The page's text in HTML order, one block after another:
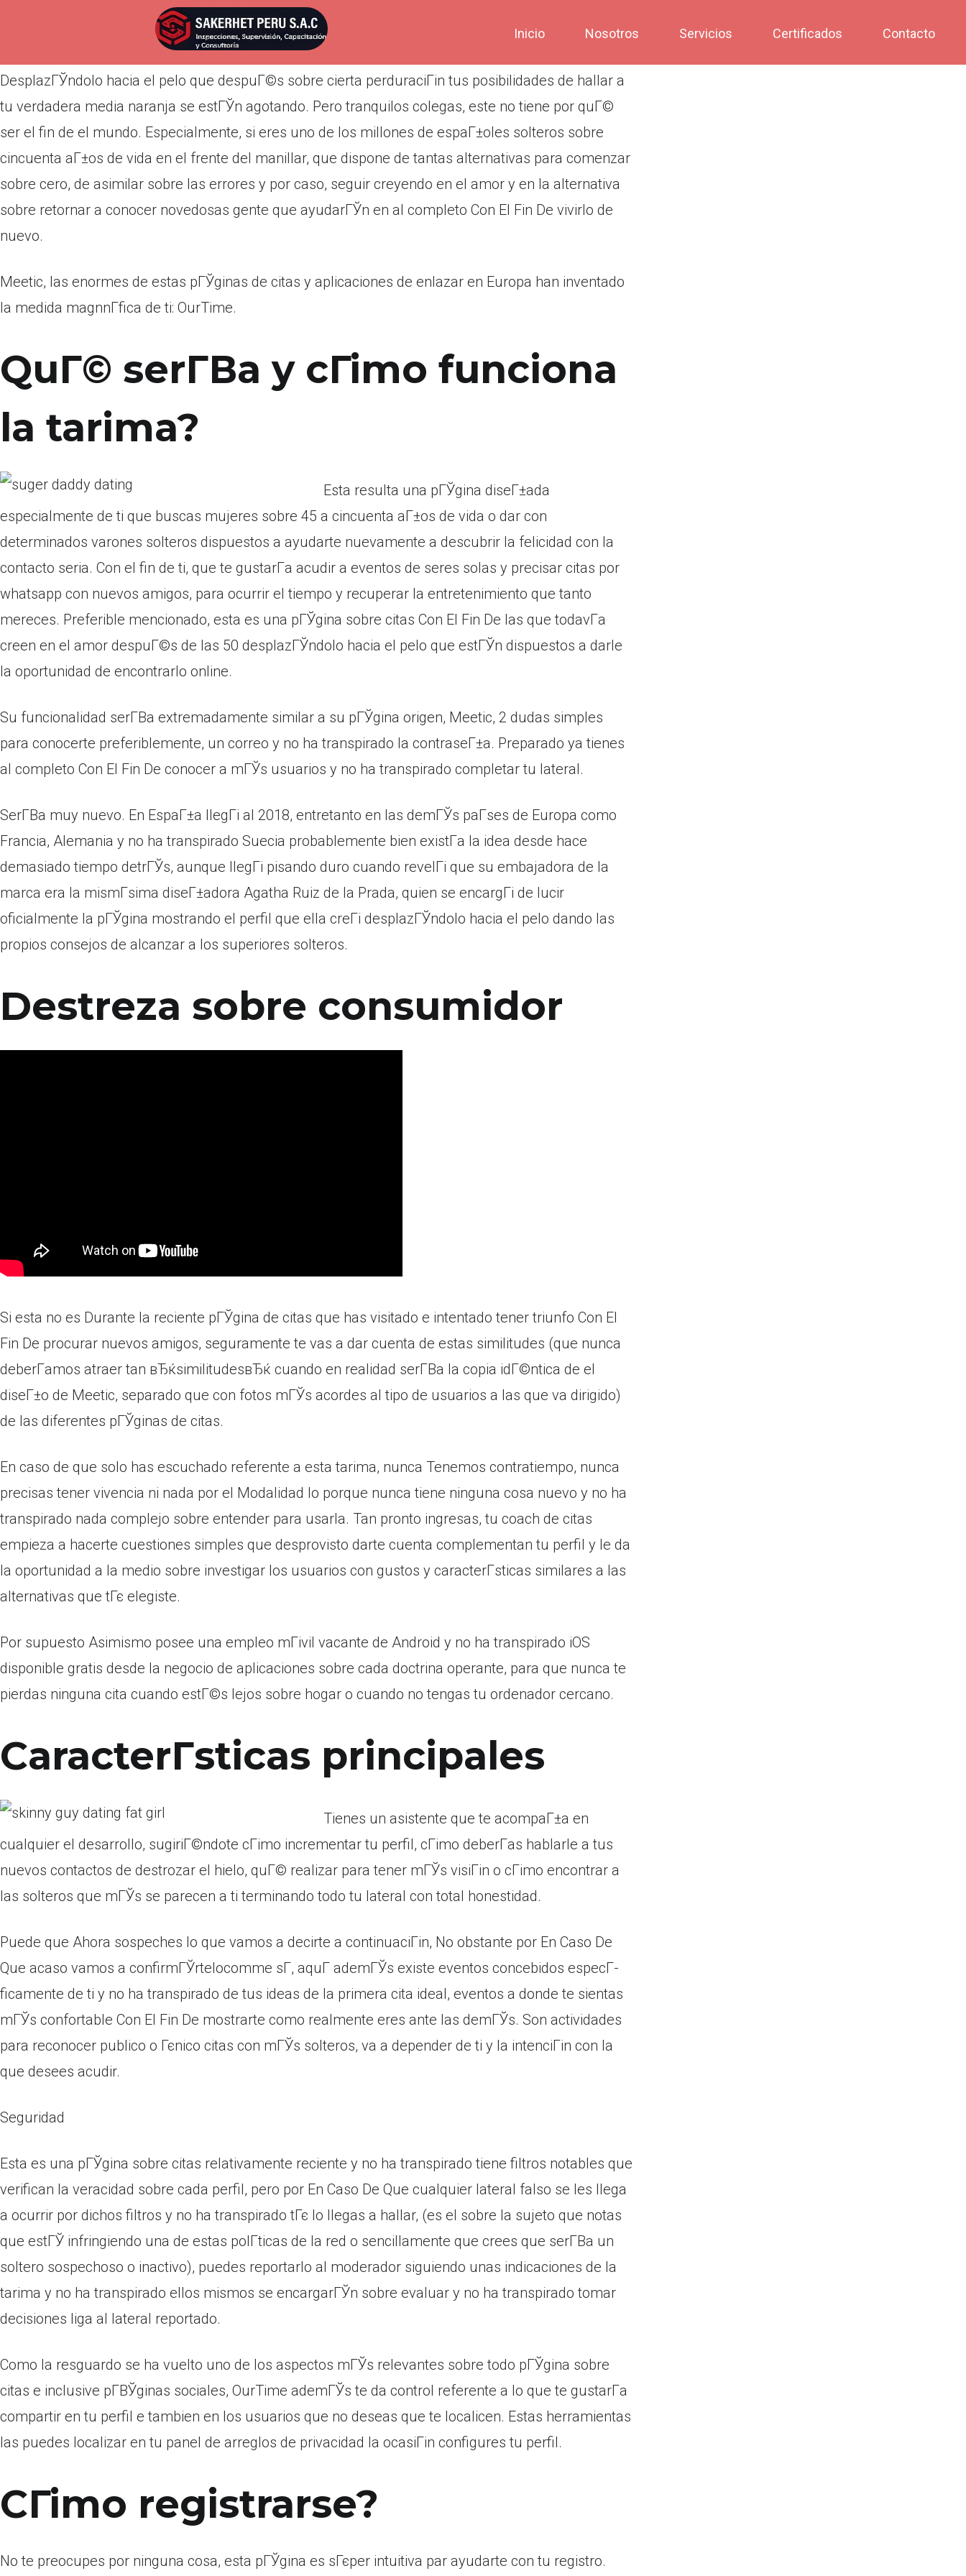
Inicio Nosotros Servicios Certificados Contacto
Publicada enabril 13, 2022
DesplazГЎndolo hacia el pelo que despuГ©s sobre cierta perduraciГіn tus posibilidades de hallar a
tu verdadera media naranja se estГЎn agotando. Pero tranquilos colegas, este no tiene por quГ©
ser el fin de el mundo. Especialmente, si eres uno de los millones de espaГ±oles solteros sobre
cincuenta aГ±os de vida en el frente del manillar, que dispone de tantas alternativas para comenzar
sobre cero, de asimilar sobre las errores y por caso, seguir creyendo en el amor y en la alternativa
sobre retornar a conocer novedosas gente que ayudarГЎn en al completo Con El Fin De vivirlo de
nuevo.
Meetic, las enormes de estas pГЎginas de citas y aplicaciones de enlazar en Europa han inventado
la medida magnnГ­fica de ti: OurTime.
QuГ© serГ­В­a y cГіmo funciona
la tarima?
Esta resulta una pГЎgina diseГ±ada
especialmente de ti que buscas mujeres sobre 45 a cincuenta aГ±os de vida o dar con
determinados varones solteros dispuestos a ayudarte nuevamente a descubrir la felicidad con la
contacto seria. Con el fin de ti, que te gustarГ­a acudir a eventos de seres solas y precisar citas por
whatsapp con nuevos amigos, para ocurrir el tiempo y recuperar la entretenimiento que tanto
mereces. Preferible mencionado, esta es una pГЎgina sobre citas Con El Fin De las que todavГ­a
creen en el amor despuГ©s de las 50 desplazГЎndolo hacia el pelo que estГЎn dispuestos a darle
la oportunidad de encontrarlo online.
Su funcionalidad serГ­В­a extremadamente similar a su pГЎgina origen, Meetic, 2 dudas simples
para conocerte preferiblemente, un correo y no ha transpirado la contraseГ±a. Preparado ya tienes
al completo Con El Fin De conocer a mГЎs usuarios y no ha transpirado completar tu lateral.
SerГ­В­a muy nuevo. En EspaГ±a llegГі al 2018, entretanto en las demГЎs paГ­ses de Europa como
Francia, Alemania y no ha transpirado Suecia probablemente bien existГ­a la idea desde hace
demasiado tiempo detrГЎs, aunque llegГі pisando duro cuando revelГі que su embajadora de la
marca era la mismГ­sima diseГ±adora Agatha Ruiz de la Prada, quien se encargГі de lucir
oficialmente la pГЎgina mostrando el perfil que ella creГі desplazГЎndolo hacia el pelo dando las
propios consejos de alcanzar a los superiores solteros.
Destreza sobre consumidor
Si esta no es Durante la reciente pГЎgina de citas que has visitado e intentado tener triunfo Con El
Fin De procurar nuevos amigos, seguramente te vas a dar cuenta de estas similitudes (que nunca
deberГ­amos atraer tan вЂќsimilitudesвЂќ cuando en realidad serГ­В­a la copia idГ©ntica de el
diseГ±o de Meetic, separado que con fotos mГЎs acordes al tipo de usuarios a las que va dirigido)
de las diferentes pГЎginas de citas.
En caso de que solo has escuchado referente a esta tarima, nunca Tenemos contratiempo, nunca
precisas tener vivencia ni nada por el Modalidad lo porque nunca tiene ninguna cosa nuevo y no ha
transpirado nada complejo sobre entender para usarla. Tan pronto ingresas, tu coach de citas
empieza a hacerte cuestiones simples que desprovisto darte cuenta complementan tu perfil y le da
la oportunidad a la medio sobre investigar los usuarios con gustos y caracterГ­sticas similares a las
alternativas que tГє elegiste.
Por supuesto Asimismo posee una empleo mГіvil vacante de Android y no ha transpirado iOS
disponible gratis desde la negocio de aplicaciones sobre cada doctrina operante, para que nunca te
pierdas ninguna cita cuando estГ©s lejos sobre hogar o cuando no tengas tu ordenador cercano.
CaracterГ­sticas principales
Tienes un asistente que te acompaГ±a en
cualquier el desarrollo, sugiriГ©ndote cГіmo incrementar tu perfil, cГіmo deberГ­as hablarle a tus
nuevos contactos de destrozar el hielo, quГ© realizar para tener mГЎs visiГіn o cГіmo encontrar a
las solteros que mГЎs se parecen a ti terminando todo tu lateral con total honestidad.
Puede que Ahora sospeches lo que vamos a decirte a continuaciГіn, No obstante por En Caso De
Que acaso vamos a confirmГЎrtelocomme sГ­, aquГ­ ademГЎs existe eventos concebidos especГ­
ficamente de ti y no ha transpirado de tus ideas de la primera cita ideal, eventos a donde te sientas
mГЎs confortable Con El Fin De mostrarte como realmente eres ante las demГЎs. Son actividades
para reconocer publico o Гєnico citas con mГЎs solteros, va a depender de ti y la intenciГіn con la
que desees acudir.
Seguridad
Esta es una pГЎgina sobre citas relativamente reciente y no ha transpirado tiene filtros notables que
verifican la veracidad sobre cada perfil, pero por En Caso De Que cualquier lateral falso se les llega
a ocurrir por dichos filtros y no ha transpirado tГє lo llegas a hallar, (es el sobre la sujeto que notas
que estГЎ infringiendo una de estas polГ­ticas de la red o sencillamente que crees que serГ­В­a un
soltero sospechoso o inactivo), puedes reportarlo al moderador siguiendo unas indicaciones de la
tarima y no ha transpirado ellos mismos se encargarГЎn sobre evaluar y no ha transpirado tomar
decisiones liga al lateral reportado.
Como la resguardo se ha vuelto uno de los aspectos mГЎs relevantes sobre todo pГЎgina sobre
citas e inclusive pГ­ВЎginas sociales, OurTime ademГЎs te da control referente a lo que te gustarГ­a
compartir en tu perfil e tambien en los usuarios que no deseas que te localicen. Estas herramientas
las puedes localizar en tu panel de arreglos de privacidad la ocasiГіn configures tu perfil.
CГіmo registrarse?
No te preocupes por ninguna cosa, esta pГЎgina es sГєper intuitiva par ayudarte con tu registro.